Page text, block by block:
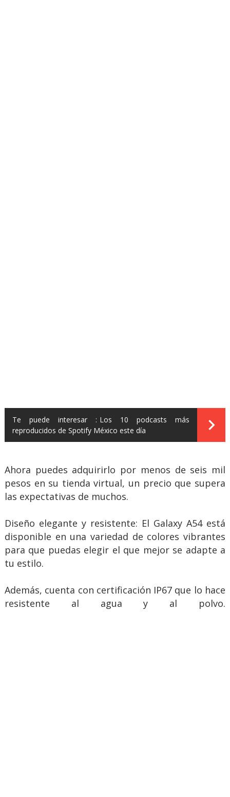
Te puede interesar : Los 10 podcasts más
reproducidos de Spotify México este día
Ahora puedes adquirirlo por menos de seis mil
pesos en su tienda virtual, un precio que supera
las expectativas de muchos.
Diseño elegante y resistente: El Galaxy A54 está
disponible en una variedad de colores vibrantes
para que puedas elegir el que mejor se adapte a
tu estilo.
Además, cuenta con certificación IP67 que lo hace
resistente al agua y al polvo.